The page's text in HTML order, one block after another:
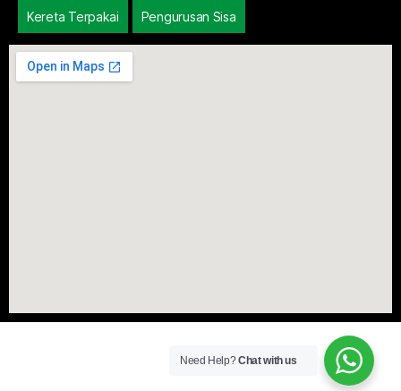
Kereta Terpakai Pengurusan Sisa
Need Help?Chat with us